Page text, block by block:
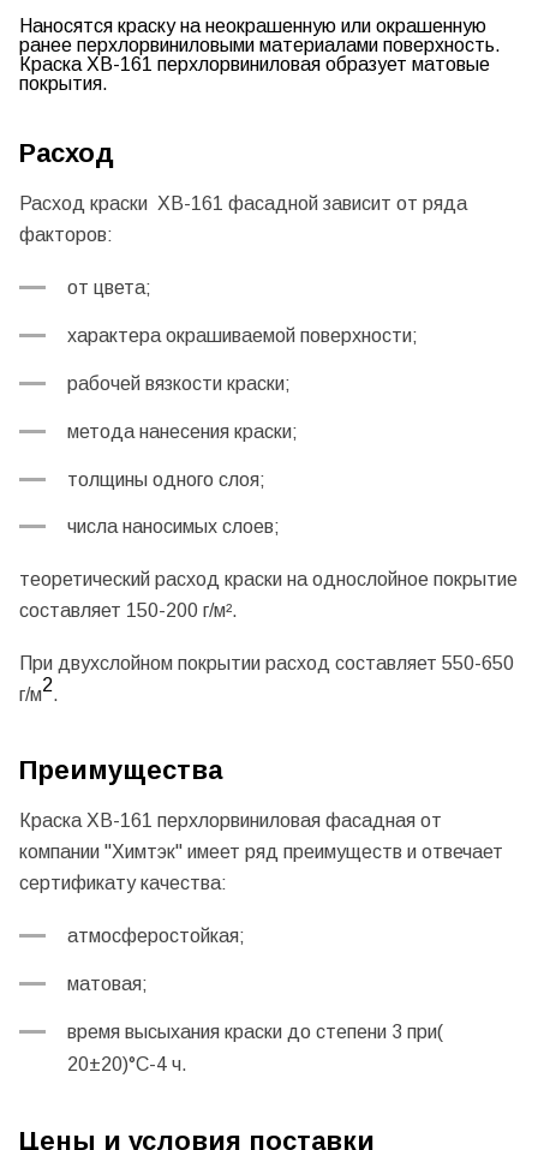
Наносятся краску на неокрашенную или окрашенную
ранее перхлорвиниловыми материалами поверхность.
Краска ХВ-161 перхлорвиниловая образует матовые
покрытия.
Расход
Расход краски ХВ-161 фасадной зависит от ряда
факторов:
от цвета;
характера окрашиваемой поверхности;
рабочей вязкости краски;
метода нанесения краски;
толщины одного слоя;
числа наносимых слоев;
теоретический расход краски на однослойное покрытие
составляет 150-200 г/м².
При двухслойном покрытии расход составляет 550-650
г/м2.
Преимущества
Краска ХВ-161 перхлорвиниловая фасадная от
компании "Химтэк" имеет ряд преимуществ и отвечает
сертификату качества:
атмосферостойкая;
матовая;
время высыхания краски до степени 3 при(
20±20)°С-4 ч.
Цены и условия поставки